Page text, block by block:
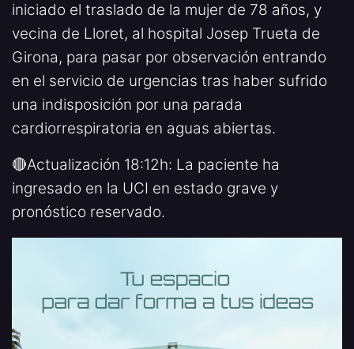
iniciado el traslado de la mujer de 78 años, y
vecina de Lloret, al hospital Josep Trueta de
Girona, para pasar por observación entrando
en el servicio de urgencias tras haber sufrido
una indisposición por una parada
cardiorrespiratoria en aguas abiertas.
🔴Actualización 18:12h: La paciente ha
ingresado en la UCI en estado grave y
pronóstico reservado.